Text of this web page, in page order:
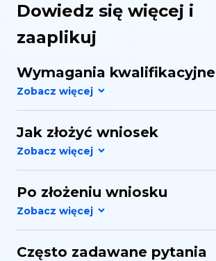
Dowiedz się więcej i
zaaplikuj
Wymagania kwalifikacyjne
Jak złożyć wniosek
Po złożeniu wniosku
Często zadawane pytania